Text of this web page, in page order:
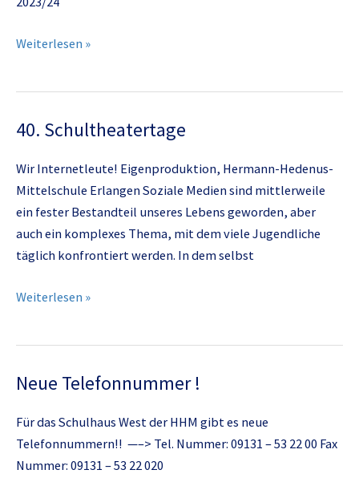
Schulstart
Weiterlesen »
40. Schultheatertage
Wir Internetleute! Eigenproduktion, Hermann-Hedenus-
Mittelschule Erlangen Soziale Medien sind mittlerweile
ein fester Bestandteil unseres Lebens geworden, aber
auch ein komplexes Thema, mit dem viele Jugendliche
täglich konfrontiert werden. In dem selbst
40.
Weiterlesen »
Neue Telefonnummer !
Für das Schulhaus West der HHM gibt es neue
Telefonnummern!! —–> Tel. Nummer: 09131 – 53 22 00 Fax
Nummer: 09131 – 53 22 020